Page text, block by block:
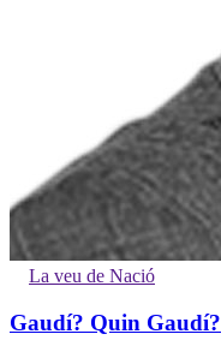
La veu de Nació
Gaudí? Quin Gaudí?